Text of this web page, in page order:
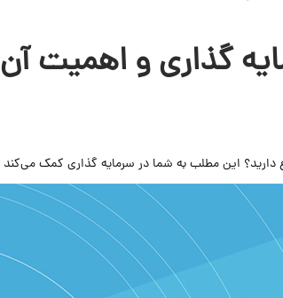
گذاری و اهمیت آن
دارید؟ این مطلب به شما در سرمایه گذاری کمک می‌کند